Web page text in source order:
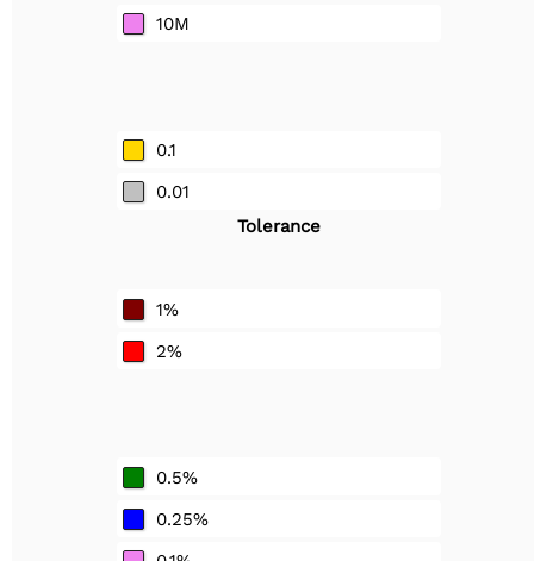
10M
0.1
0.01
Tolerance
1%
2%
0.5%
0.25%